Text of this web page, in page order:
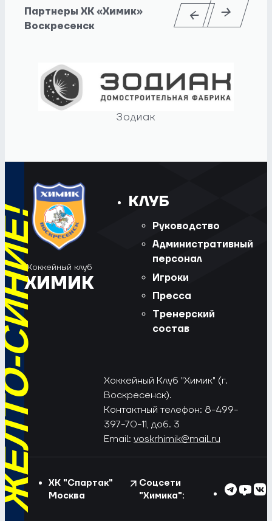
Партнеры ХК «Химик»
Воскресенск
Зодиак
Хоккейный клуб
ХИМИК
КЛУБ
Руководство
Административный
персонал
Игроки
Пресса
Тренерский
состав
Хоккейный Клуб "Химик" (г.
Воскресенск).
Контактный телефон: 8-499-
397-70-11, доб. 3
Email: voskrhimik@mail.ru
ХК "Спартак"
Москва
Соцсети
"Химика":